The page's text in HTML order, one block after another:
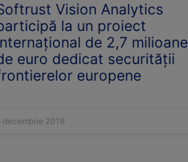
Vision Analytics
la un proiect
de 2,7 milioane
euro dedicat securității
europene
decembrie 2019